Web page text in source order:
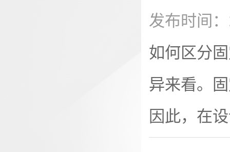
液体介质
力影响。
长期运行
高、环境
发布时间
如何区分
异来看。
因此，在